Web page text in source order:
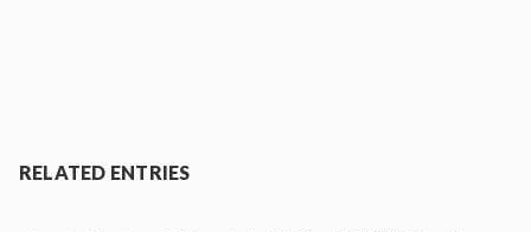
RELATED ENTRIES